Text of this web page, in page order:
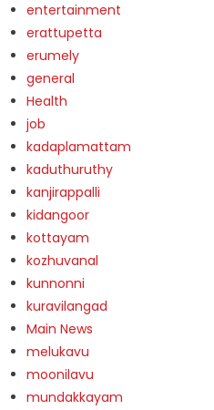
entertainment
erattupetta
erumely
general
Health
job
kadaplamattam
kaduthuruthy
kanjirappalli
kidangoor
kottayam
kozhuvanal
kunnonni
kuravilangad
Main News
melukavu
moonilavu
mundakkayam